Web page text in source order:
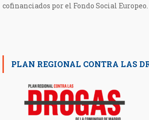
cofinanciados por el Fondo Social Europeo.
PLAN REGIONAL CONTRA LAS